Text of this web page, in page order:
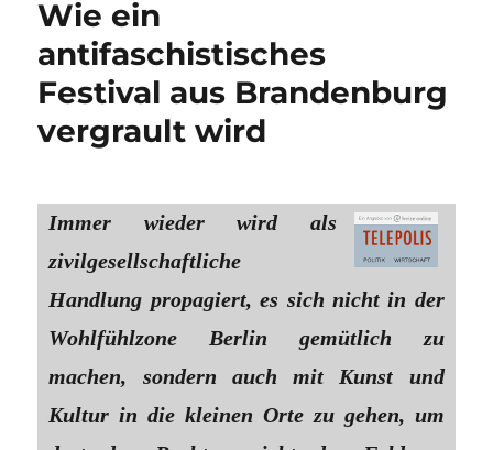
Wie ein
antifaschistisches
Festival aus Brandenburg
vergrault wird
Immer wieder wird als
zivilgesellschaftliche
Handlung propagiert, es sich nicht in der
Wohlfühlzone Berlin gemütlich zu
machen, sondern auch mit Kunst und
Kultur in die kleinen Orte zu gehen, um